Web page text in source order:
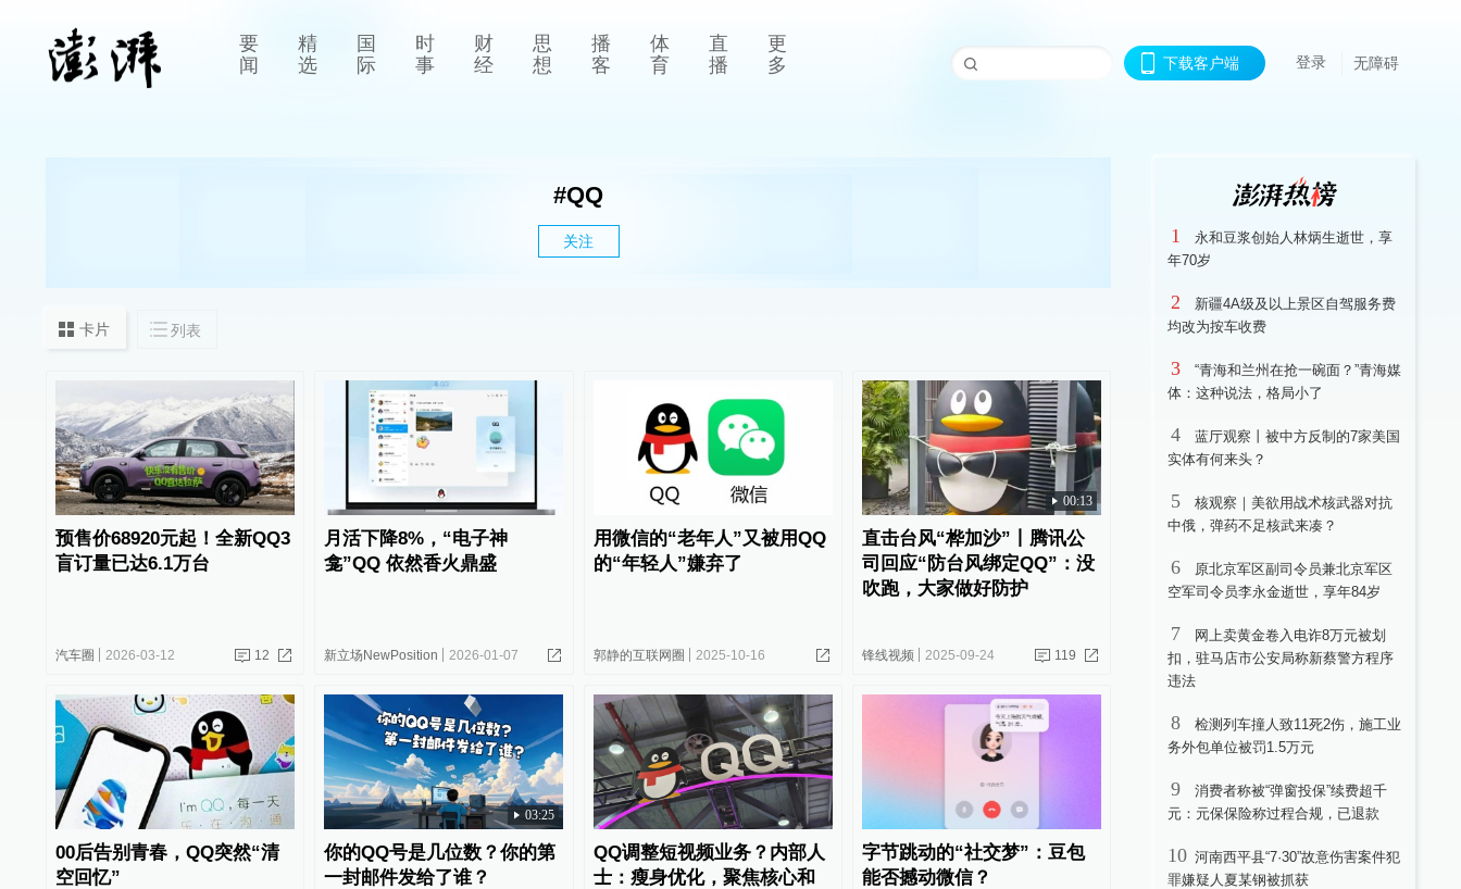
要
闻
精
选
国
际
时
事
财
经
思
想
播
客
体
育
直
播
更
多
下载客户端 登录 无障碍
#QQ
关注
卡片 列表
预售价68920元起！全新QQ3
盲订量已达6.1万台
汽车圈 2026-03-12 12
月活下降8%，“电子神
龛”QQ 依然香火鼎盛
新立场NewPosition 2026-01-07
用微信的“老年人”又被用QQ
的“年轻人”嫌弃了
郭静的互联网圈 2025-10-16
00:13
直击台风“桦加沙”丨腾讯公
司回应“防台风绑定QQ”：没
吹跑，大家做好防护
锋线视频 2025-09-24 119
00后告别青春，QQ突然“清
空回忆”
03:25
你的QQ号是几位数？你的第
一封邮件发给了谁？
QQ调整短视频业务？内部人
士：瘦身优化，聚焦核心和
字节跳动的“社交梦”：豆包
能否撼动微信？
1
永和豆浆创始人林炳生逝世，享
年70岁
2
新疆4A级及以上景区自驾服务费
均改为按车收费
3
“青海和兰州在抢一碗面？”青海媒
体：这种说法，格局小了
4
蓝厅观察丨被中方反制的7家美国
实体有何来头？
5
核观察｜美欲用战术核武器对抗
中俄，弹药不足核武来凑？
6
原北京军区副司令员兼北京军区
空军司令员李永金逝世，享年84岁
7
网上卖黄金卷入电诈8万元被划
扣，驻马店市公安局称新蔡警方程序
违法
8
检测列车撞人致11死2伤，施工业
务外包单位被罚1.5万元
9
消费者称被“弹窗投保”续费超千
元：元保保险称过程合规，已退款
10 河南西平县“7·30”故意伤害案件犯
罪嫌疑人夏某钢被抓获